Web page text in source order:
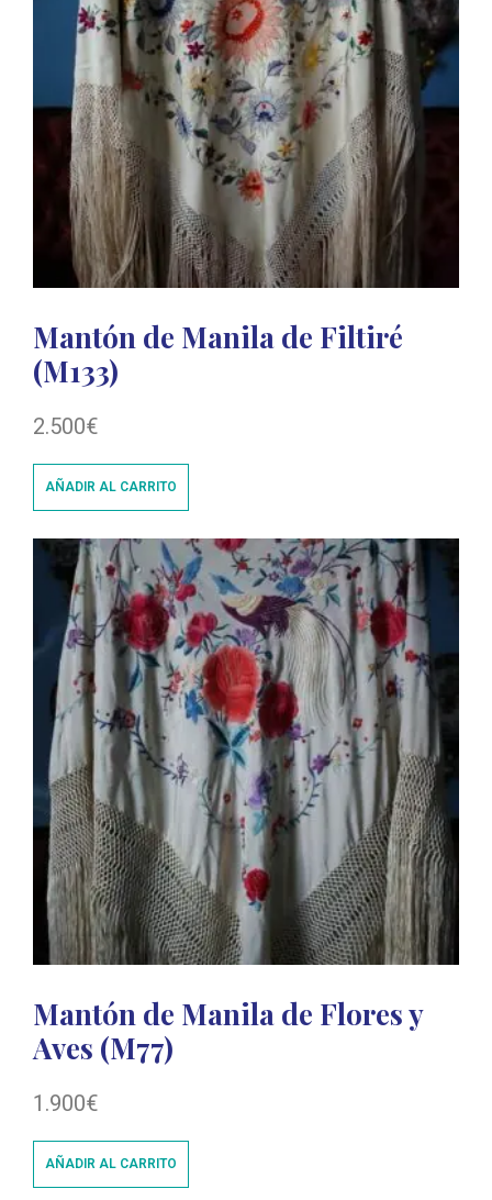
Mantón de Manila de Filtiré
(M133)
2.500€
AÑADIR AL CARRITO
Mantón de Manila de Flores y
Aves (M77)
1.900€
AÑADIR AL CARRITO